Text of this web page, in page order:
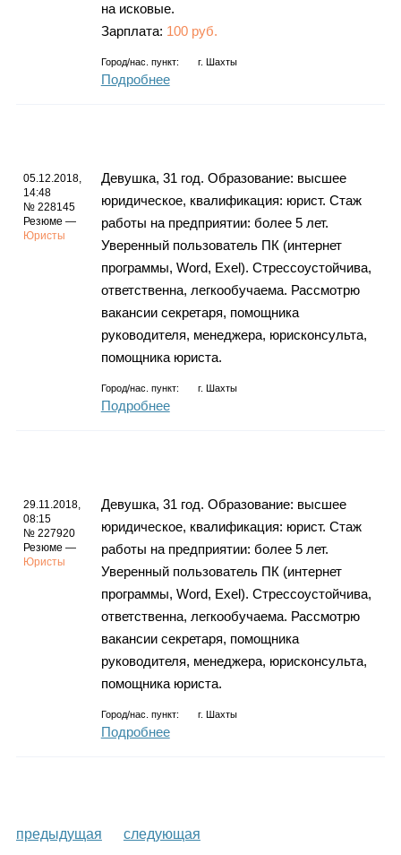
на исковые.
Зарплата: 100 руб.
Город/нас. пункт: г. Шахты
Подробнее
05.12.2018,
14:48
№ 228145
Резюме —
Юристы
Девушка, 31 год. Образование: высшее
юридическое, квалификация: юрист. Стаж
работы на предприятии: более 5 лет.
Уверенный пользователь ПК (интернет
программы, Word, Exel). Стрессоустойчива,
ответственна, легкообучаема. Рассмотрю
вакансии секретаря, помощника
руководителя, менеджера, юрисконсульта,
помощника юриста.
Город/нас. пункт: г. Шахты
Подробнее
29.11.2018,
08:15
№ 227920
Резюме —
Юристы
Девушка, 31 год. Образование: высшее
юридическое, квалификация: юрист. Стаж
работы на предприятии: более 5 лет.
Уверенный пользователь ПК (интернет
программы, Word, Exel). Стрессоустойчива,
ответственна, легкообучаема. Рассмотрю
вакансии секретаря, помощника
руководителя, менеджера, юрисконсульта,
помощника юриста.
Город/нас. пункт: г. Шахты
Подробнее
предыдущая следующая